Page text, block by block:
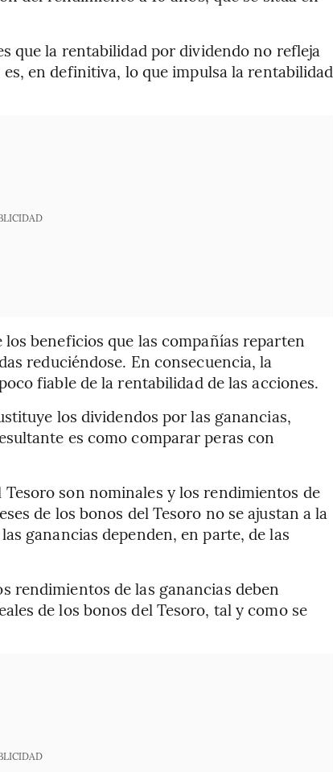
que la rentabilidad por dividendo no refleja
en definitiva, lo que impulsa la rentabilidad
beneficios que las compañías reparten
reduciéndose. En consecuencia, la
fiable de la rentabilidad de las acciones.
los dividendos por las ganancias,
es como comparar peras con
son nominales y los rendimientos de
de los bonos del Tesoro no se ajustan a la
ganancias dependen, en parte, de las
rendimientos de las ganancias deben
de los bonos del Tesoro, tal y como se